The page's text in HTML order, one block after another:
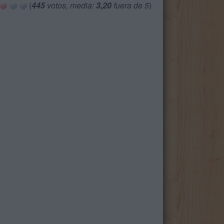
(445votos, media: 3,20 fuera de 5)